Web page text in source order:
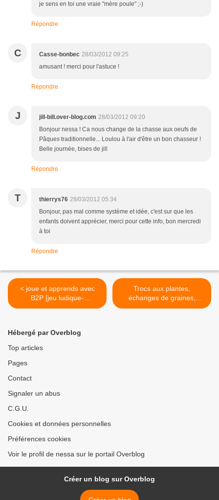
je sens en toi une vraie "mère poule" ;-)
Répondre
C Casse-bonbec 28/03/2012 09:25
amusant ! merci pour l'astuce !
Répondre
J jill-bill.over-blog.com 28/03/2012 09:20
Bonjour nessa ! Ca nous change de la chasse aux oeufs de
Pâques traditionnelle... Loulou à l'air d'être un bon chasseur !
Belle journée, bises de jill
Répondre
T thierrys76 28/03/2012 05:34
Bonjour, pas mal comme système et idée, c'est sur que les
enfants doivent apprécier, merci pour cette info, bon mercredi
à toi
Répondre
< joue et apprends avec
B2P [jeu ludique-
écocitoyen]
Trocs aux plantes,
échanges de graines,
concours...les bons plans
Hébergé par Overblog
Top articles
Pages
Contact
Signaler un abus
C.G.U.
Cookies et données personnelles
Préférences cookies
Voir le profil de nessa sur le portail Overblog
Créer un blog sur Overblog